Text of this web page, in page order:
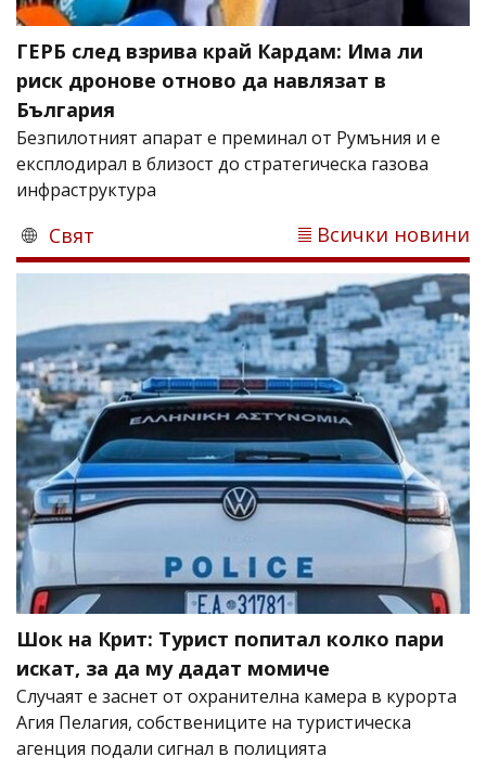
ГЕРБ след взрива край Кардам: Има ли
риск дронове отново да навлязат в
България
Безпилотният апарат е преминал от Румъния и е
експлодирал в близост до стратегическа газова
инфраструктура
Свят Всички новини
Шок на Крит: Турист попитал колко пари
искат, за да му дадат момиче
Случаят е заснет от охранителна камера в курорта
Агия Пелагия, собствениците на туристическа
агенция подали сигнал в полицията